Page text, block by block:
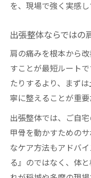
を、現場で強く実感し
出張整体ならではの
肩の痛みを根本から
すことが最短ルート
たりするより、まず
寧に整えることが重要
出張整体では、ご自
甲骨を動かすための
なケア方法もアドバ
る』のではなく、体と